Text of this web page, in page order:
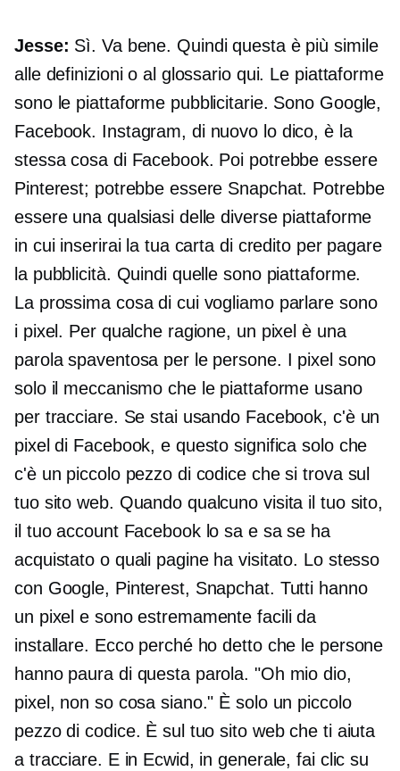
Jesse: Sì. Va bene. Quindi questa è più simile
alle definizioni o al glossario qui. Le piattaforme
sono le piattaforme pubblicitarie. Sono Google,
Facebook. Instagram, di nuovo lo dico, è la
stessa cosa di Facebook. Poi potrebbe essere
Pinterest; potrebbe essere Snapchat. Potrebbe
essere una qualsiasi delle diverse piattaforme
in cui inserirai la tua carta di credito per pagare
la pubblicità. Quindi quelle sono piattaforme.
La prossima cosa di cui vogliamo parlare sono
i pixel. Per qualche ragione, un pixel è una
parola spaventosa per le persone. I pixel sono
solo il meccanismo che le piattaforme usano
per tracciare. Se stai usando Facebook, c'è un
pixel di Facebook, e questo significa solo che
c'è un piccolo pezzo di codice che si trova sul
tuo sito web. Quando qualcuno visita il tuo sito,
il tuo account Facebook lo sa e sa se ha
acquistato o quali pagine ha visitato. Lo stesso
con Google, Pinterest, Snapchat. Tutti hanno
un pixel e sono estremamente facili da
installare. Ecco perché ho detto che le persone
hanno paura di questa parola. "Oh mio dio,
pixel, non so cosa siano." È solo un piccolo
pezzo di codice. È sul tuo sito web che ti aiuta
a tracciare. E in Ecwid, in generale, fai clic su